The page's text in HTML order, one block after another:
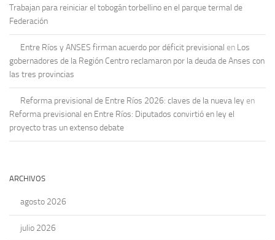
Trabajan para reiniciar el tobogán torbellino en el parque termal de
Federación
Entre Ríos y ANSES firman acuerdo por déficit previsional en Los
gobernadores de la Región Centro reclamaron por la deuda de Anses con
las tres provincias
Reforma previsional de Entre Ríos 2026: claves de la nueva ley en
Reforma previsional en Entre Ríos: Diputados convirtió en ley el
proyecto tras un extenso debate
ARCHIVOS
agosto 2026
julio 2026